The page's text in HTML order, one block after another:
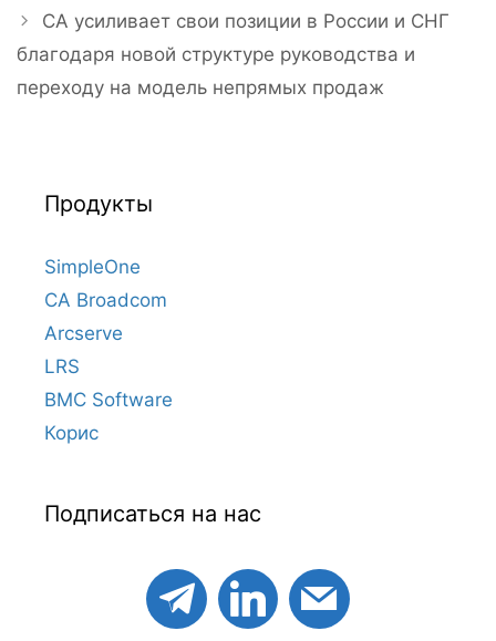
CA усиливает свои позиции в России и СНГ
благодаря новой структуре руководства и
переходу на модель непрямых продаж
Продукты
SimpleOne
CA Broadcom
Arcserve
LRS
BMC Software
Корис
Подписаться на нас